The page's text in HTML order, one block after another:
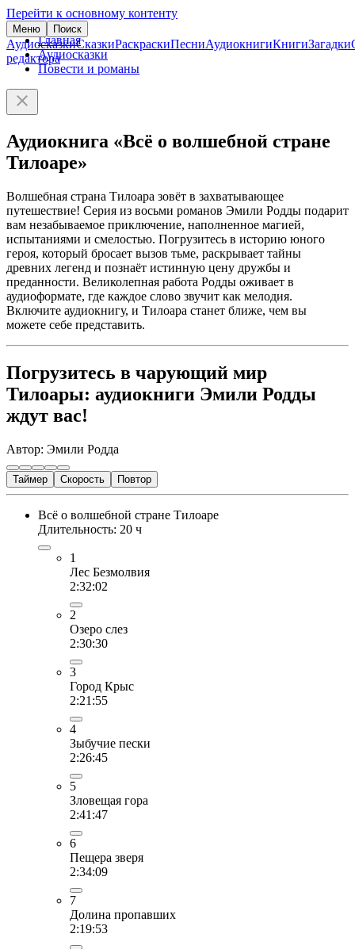
Перейти к основному контенту
Меню Поиск
АудиосказкиСказкиРаскраскиПесниАудиокнигиКнигиЗагадки
редактора
Главная
Аудиосказки
Повести и романы
Аудиокнига «Всё о волшебной стране
Тилоаре»
Волшебная страна Тилоара зовёт в захватывающее
путешествие! Серия из восьми романов Эмили Родды подарит
вам незабываемое приключение, наполненное магией,
испытаниями и смелостью. Погрузитесь в историю юного
героя, который бросает вызов тьме, раскрывает тайны
древних легенд и познаёт истинную цену дружбы и
преданности. Великолепная работа Родды оживает в
аудиоформате, где каждое слово звучит как мелодия.
Включите аудиокнигу, и Тилоара станет ближе, чем вы
можете себе представить.
Погрузитесь в чарующий мир
Тилоары: аудиокниги Эмили Родды
ждут вас!
Автор: Эмили Родда
Таймер Скорость Повтор
Всё о волшебной стране Тилоаре
Длительность: 20 ч
1
Лес Безмолвия
2:32:02
2
Озеро слез
2:30:30
3
Город Крыс
2:21:55
4
Зыбучие пески
2:26:45
5
Зловещая гора
2:41:47
6
Пещера зверя
2:34:09
7
Долина пропавших
2:19:53